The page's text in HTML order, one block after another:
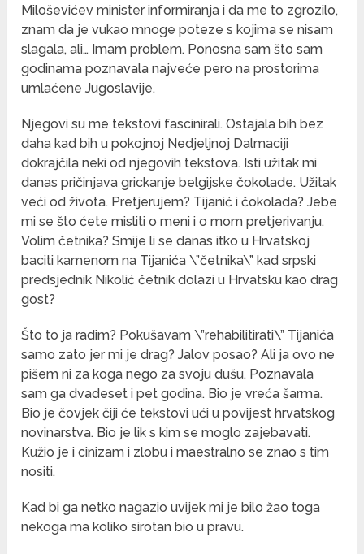
Miloševićev minister informiranja i da me to zgrozilo,
znam da je vukao mnoge poteze s kojima se nisam
slagala, ali… Imam problem. Ponosna sam što sam
godinama poznavala najveće pero na prostorima
umlaćene Jugoslavije.
Njegovi su me tekstovi fascinirali. Ostajala bih bez
daha kad bih u pokojnoj Nedjeljnoj Dalmaciji
dokrajčila neki od njegovih tekstova. Isti užitak mi
danas pričinjava grickanje belgijske čokolade. Užitak
veći od života. Pretjerujem? Tijanić i čokolada? Jebe
mi se što ćete misliti o meni i o mom pretjerivanju.
Volim četnika? Smije li se danas itko u Hrvatskoj
baciti kamenom na Tijanića \”četnika\” kad srpski
predsjednik Nikolić četnik dolazi u Hrvatsku kao drag
gost?
Što to ja radim? Pokušavam \”rehabilitirati\” Tijanića
samo zato jer mi je drag? Jalov posao? Ali ja ovo ne
pišem ni za koga nego za svoju dušu. Poznavala
sam ga dvadeset i pet godina. Bio je vreća šarma.
Bio je čovjek čiji će tekstovi ući u povijest hrvatskog
novinarstva. Bio je lik s kim se moglo zajebavati.
Kužio je i cinizam i zlobu i maestralno se znao s tim
nositi.
Kad bi ga netko nagazio uvijek mi je bilo žao toga
nekoga ma koliko sirotan bio u pravu.